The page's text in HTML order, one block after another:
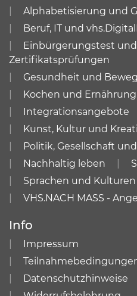
Alphabetisierung und
Beruf, IT und
Einbürgerungstest und
Zertifikatsprüfungen
Gesundheit und
Kochen und Ernährung
Integrationsangebote
Kunst, Kultur und
Politik, Gesellschaft
Nachhaltig leben
Sprachen und
VHS.NACH MASS -
Info
Impressum
Datenschutzhinweise